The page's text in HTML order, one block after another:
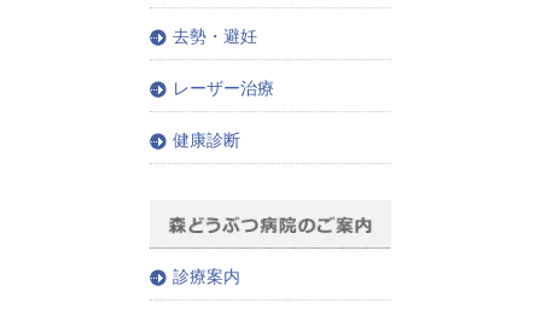
去勢・避妊
レーザー治療
健康診断
診療案内